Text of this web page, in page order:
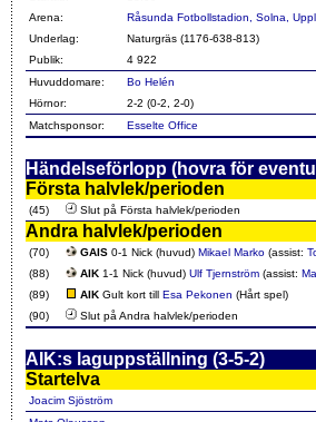
Arena:
Råsunda Fotbollstadion, Solna,
Underlag:
Naturgräs (1176-638-813)
Publik:
4 922
Huvuddomare:
Bo Helén
Hörnor:
2-2 (0-2, 2-0)
Matchsponsor:
Esselte Office
Händelseförlopp (hovra för
Första halvlek/perioden
(45) Slut på Första halvlek/perioden
Andra halvlek/perioden
(70) GAIS 0-1 Nick (huvud) Mikael Marko (assist:
(88)
AIK 1-1 Nick (huvud) Ulf Tjernström (assist:
(89)
AIK Gult kort till Esa Pekonen (Hårt spel)
(90)
Slut på Andra halvlek/perioden
AIK:s laguppställning (3-5-2)
Startelva
Joacim Sjöström